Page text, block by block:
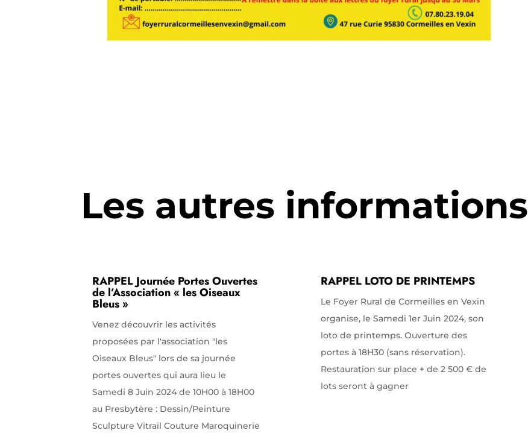
Les autres informations
RAPPEL Journée Portes Ouvertes
de l’Association « les Oiseaux
Bleus »
Venez découvrir les activités
proposées par l'association "les
Oiseaux Bleus" lors de sa journée
portes ouvertes qui aura lieu le
Samedi 8 Juin 2024 de 10H00 à 18H00
au Presbytère : Dessin/Peinture
Sculpture Vitrail Couture Maroquinerie
RAPPEL LOTO DE PRINTEMPS
Le Foyer Rural de Cormeilles en Vexin
organise, le Samedi 1er Juin 2024, son
loto de printemps. Ouverture des
portes à 18H30 (sans réservation).
Restauration sur place + de 2 500 € de
lots seront à gagner